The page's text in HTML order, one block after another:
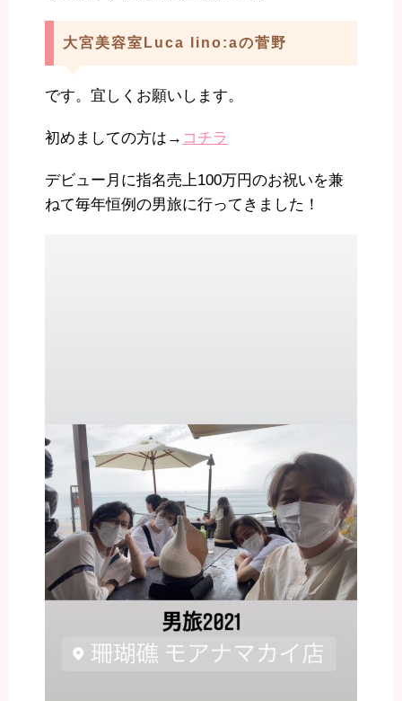
大宮美容室Luca lino:aの菅野
です。宜しくお願いします。
初めましての方は→ コチラ
デビュー月に指名売上100万円のお祝いを兼
ねて毎年恒例の男旅に行ってきました！